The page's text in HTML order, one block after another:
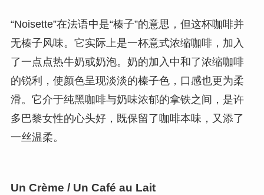
“Noisette”在法语中是“榛子”的意思，但这杯咖啡并
无榛子风味。它实际上是一杯意式浓缩咖啡，加入
了一点点热牛奶或奶泡。奶的加入中和了浓缩咖啡
的锐利，使颜色呈现淡淡的榛子色，口感也更为柔
滑。它介于纯黑咖啡与奶味浓郁的拿铁之间，是许
多巴黎女性的心头好，既保留了咖啡本味，又添了
一丝温柔。
Un Crème / Un Café au Lait